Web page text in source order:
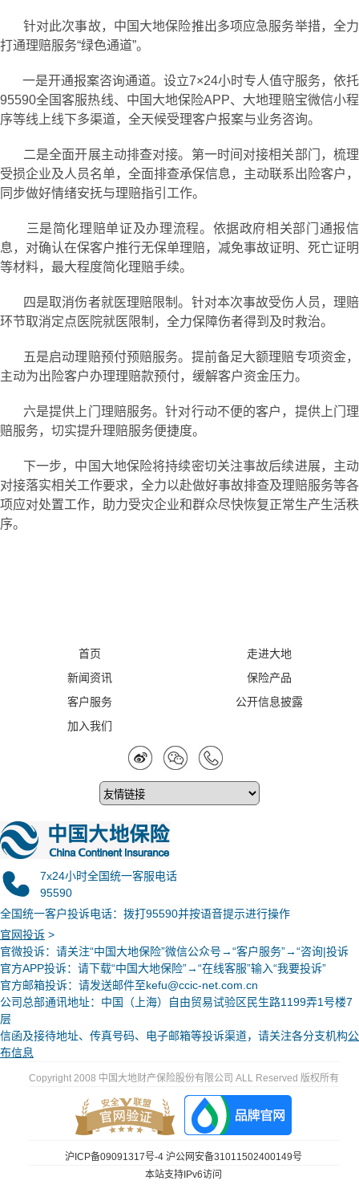
针对此次事故，中国大地保险推出多项应急服务举措，全力
打通理赔服务“绿色通道”。
一是开通报案咨询通道。设立7×24小时专人值守服务，依托
95590全国客服热线、中国大地保险APP、大地理赔宝微信小程
序等线上线下多渠道，全天候受理客户报案与业务咨询。
二是全面开展主动排查对接。第一时间对接相关部门，梳理
受损企业及人员名单，全面排查承保信息，主动联系出险客户，
同步做好情绪安抚与理赔指引工作。
三是简化理赔单证及办理流程。依据政府相关部门通报信
息，对确认在保客户推行无保单理赔，减免事故证明、死亡证明
等材料，最大程度简化理赔手续。
四是取消伤者就医理赔限制。针对本次事故受伤人员，理赔
环节取消定点医院就医限制，全力保障伤者得到及时救治。
五是启动理赔预付预赔服务。提前备足大额理赔专项资金，
主动为出险客户办理理赔款预付，缓解客户资金压力。
六是提供上门理赔服务。针对行动不便的客户，提供上门理
赔服务，切实提升理赔服务便捷度。
下一步，中国大地保险将持续密切关注事故后续进展，主动
对接落实相关工作要求，全力以赴做好事故排查及理赔服务等各
项应对处置工作，助力受灾企业和群众尽快恢复正常生产生活秩
序。
首页
走进大地
新闻资讯
保险产品
客户服务
公开信息披露
加入我们
7x24小时全国统一客服电话
95590
全国统一客户投诉电话：拨打95590并按语音提示进行操作
官网投诉 >
官微投诉：请关注“中国大地保险”微信公众号→“客户服务”→“咨询|投诉
官方APP投诉：请下载“中国大地保险”→“在线客服”输入“我要投诉”
官方邮箱投诉：请发送邮件至kefu@ccic-net.com.cn
公司总部通讯地址：中国（上海）自由贸易试验区民生路1199弄1号楼7
层
信函及接待地址、传真号码、电子邮箱等投诉渠道，请关注各分支机构公
布信息
Copyright 2008 中国大地财产保险股份有限公司 ALL Reserved 版权所有
沪ICP备09091317号-4 沪公网安备31011502400149号
本站支持IPv6访问